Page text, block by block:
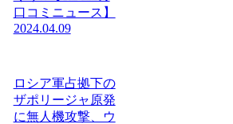
口コミニュース】
2024.04.09
ロシア軍占拠下の
ザポリージャ原発
に無人機攻撃、ウ